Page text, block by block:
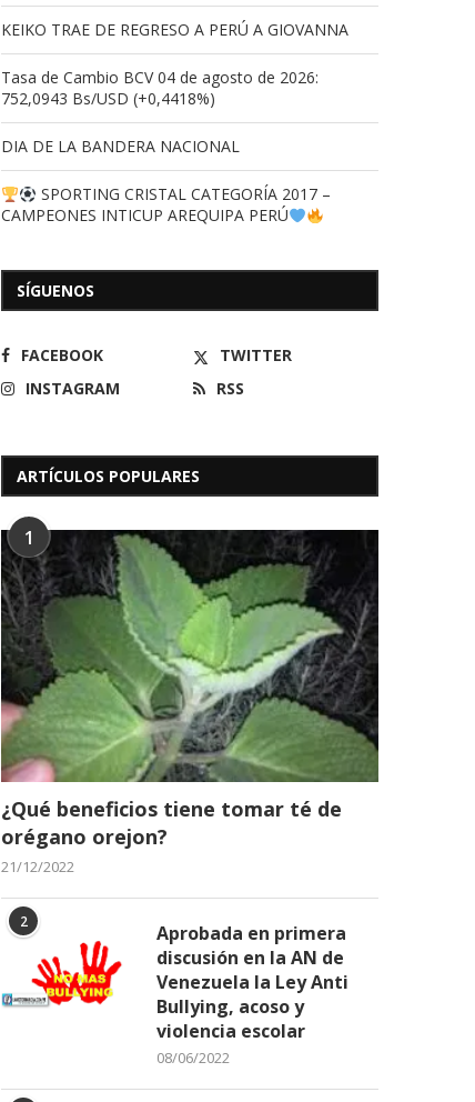
Libertador Simón Bolívar
KEIKO TRAE DE REGRESO A PERÚ A GIOVANNA
Tasa de Cambio BCV 04 de agosto de 2026:
752,0943 Bs/USD (+0,4418%)
DIA DE LA BANDERA NACIONAL
SPORTING CRISTAL CATEGORÍA 2017 –
CAMPEONES INTICUP AREQUIPA PERÚ
SÍGUENOS
FACEBOOK
TWITTER
INSTAGRAM
RSS
ARTÍCULOS POPULARES
1
¿Qué beneficios tiene tomar té de
orégano orejon?
21/12/2022
2
Aprobada en primera
discusión en la AN de
Venezuela la Ley Anti
Bullying, acoso y
violencia escolar
08/06/2022